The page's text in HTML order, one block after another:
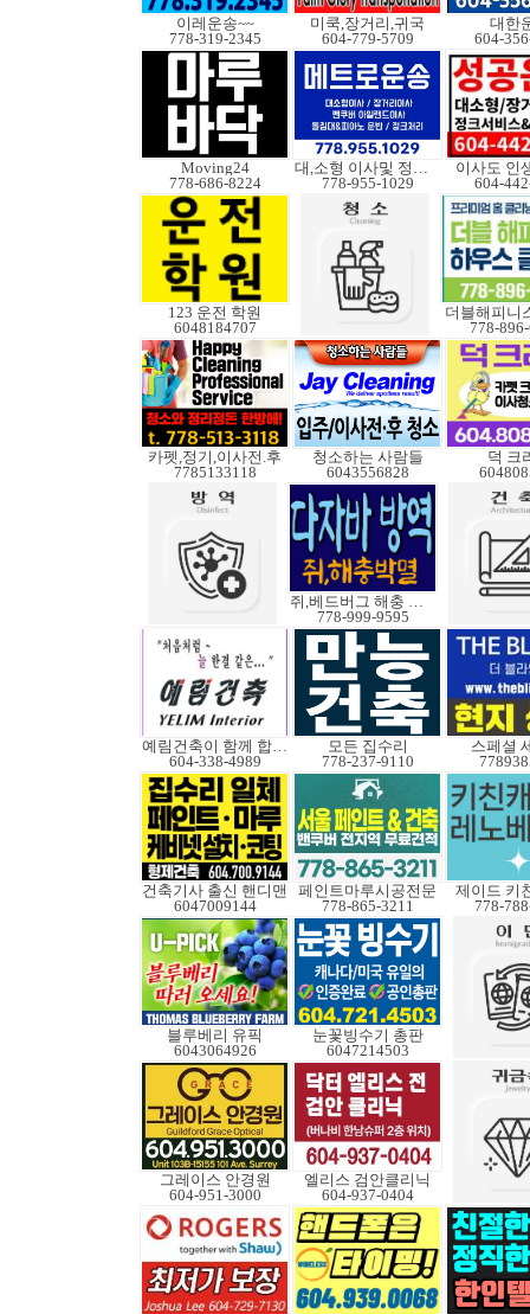
이레운송~~
778-319-2345
미쿡,장거리,귀국
604-779-5709
대한
604-
Moving24
778-686-8224
대,소형 이사및 정크처
778-955-1029
이사도 인
604-
123 운전 학원
6048184707
더블해피니
778-
카펫,정기,이사전.후
7785133118
청소하는 사람들
6043556828
덕 크
쥐,베드버그 해충 박멸
778-999-9595
예림건축이 함께 합니다
604-338-4989
모든 집수리
778-237-9110
스페셜
건축기사 출신 핸디맨
6047009144
페인트마루시공전문
778-865-3211
제이드 키
778-
블루베리 유픽
6043064926
눈꽃빙수기 총판
6047214503
그레이스 안경원
604-951-3000
엘리스 검안클리닉
604-937-0404